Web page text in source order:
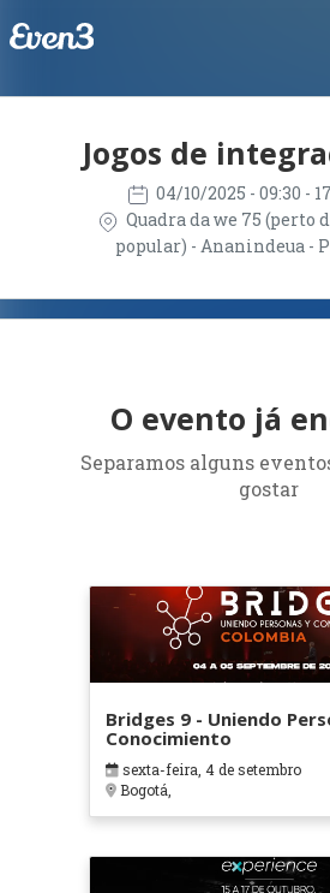
Jogos de
04/10/2025 - 09:30 -
Quadra da we 75 (perto
popular) - Ananindeua -
O evento já
Separamos alguns
gostar
Bridges 9 - Uniendo
Conocimiento
sexta-feira, 4 de setembro
Bogotá,